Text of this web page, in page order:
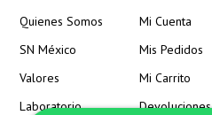
Quienes Somos
SN México
Valores
Laboratorio
Mi Cuenta
Mis Pedidos
Mi Carrito
Devoluciones